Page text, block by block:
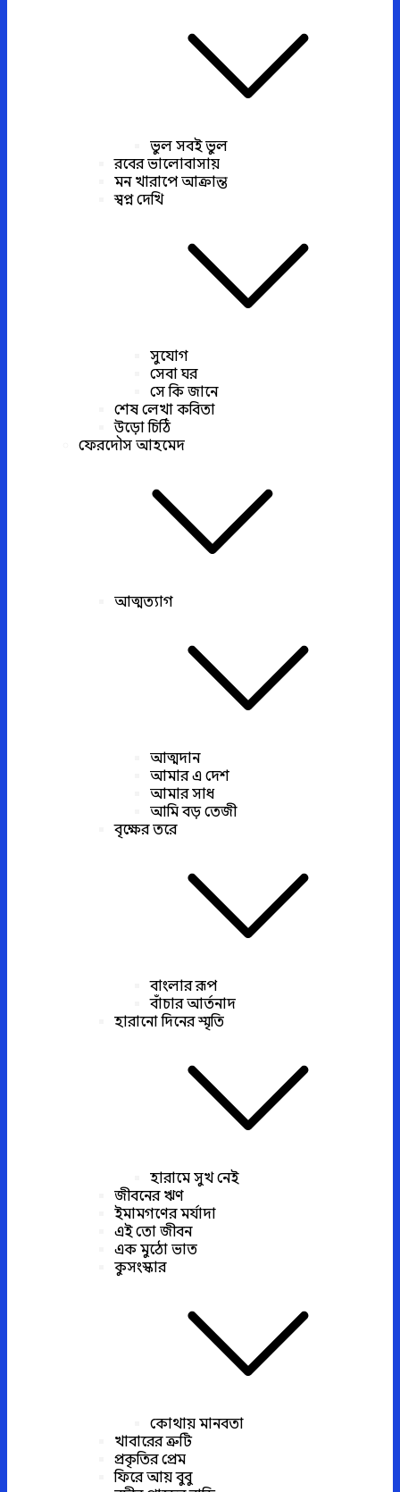
ভুল সবই ভুল
রবের ভালোবাসায়
মন খারাপে আক্রান্ত
স্বপ্ন দেখি
সুযোগ
সেবা ঘর
সে কি জানে
শেষ লেখা কবিতা
উড়ো চিঠি
ফেরদৌস আহমেদ
আত্মত্যাগ
আত্মদান
আমার এ দেশ
আমার সাধ
আমি বড় তেজী
বৃক্ষের তরে
বাংলার রূপ
বাঁচার আর্তনাদ
হারানো দিনের স্মৃতি
হারামে সুখ নেই
জীবনের ঋণ
ইমামগণের মর্যাদা
এই তো জীবন
এক মুঠো ভাত
কুসংস্কার
কোথায় মানবতা
খাবারের ত্রুটি
প্রকৃতির প্রেম
ফিরে আয় বুবু